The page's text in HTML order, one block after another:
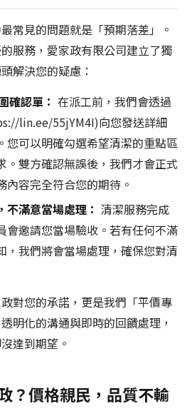
常見的問題就是「預期落差」。
服務，愛家政有限公司建立了獨
解決您的疑慮：
確認單： 在派工前，我們會透過
lin.ee/55jYM4I)向您發送詳細
您可以明確勾選希望清潔的重點區
。雙方確認無誤後，我們才會正式
內容完全符合您的期待。
滿意當場處理： 清潔服務完成
會邀請您當場驗收。若有任何不滿
，我們將會當場處理，確保您對清
對您的承諾，更是我們「平價專
明化的溝通與即時的回饋處理，
達到期望。
？價格親民，品質不輸